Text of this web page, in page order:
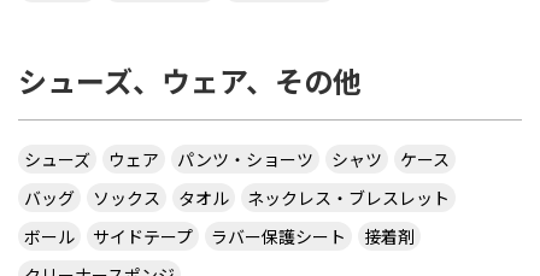
シューズ、ウェア、その他
シューズ ウェア パンツ・ショーツ シャツ
ケース
バッグ
ソックス タオル
ネックレス・ブレスレット
ボール
サイドテープ ラバー保護シート
接着剤